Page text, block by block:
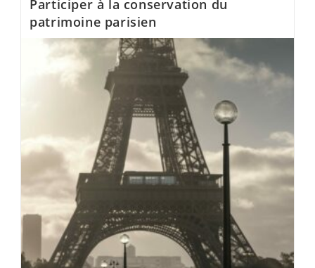
Participer à la conservation du
patrimoine parisien